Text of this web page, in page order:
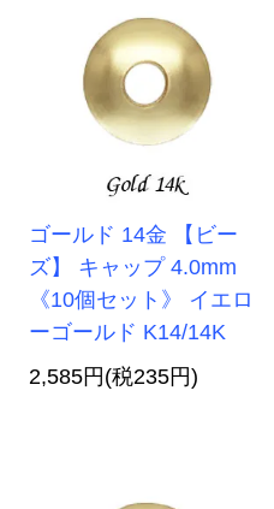
ゴールド 14金 【ビー
ズ】 キャップ 4.0mm
《10個セット》 イエロ
ーゴールド K14/14K
2,585円(税235円)